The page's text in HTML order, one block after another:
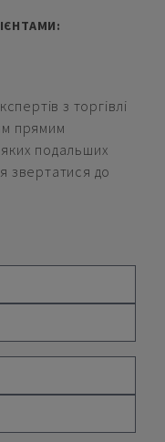
з торгівлі
прямим
подальших
звертатися до